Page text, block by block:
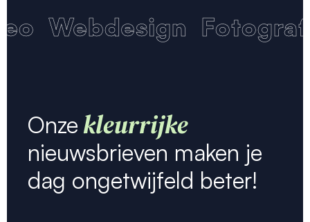
Webdesign
Onzekleurrijke
nieuwsbrieven maken je
dag ongetwijfeld beter!